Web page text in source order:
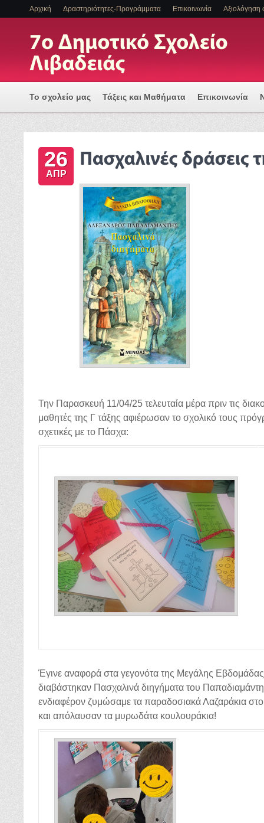
Αρχική Δραστηριότητες-Προγράμματα Επικοινωνία Αξιολόγηση
Το σχολείο μας Τάξεις και Μαθήματα Επικοινωνία
Πρόγραμμα Εισαγωγής Η/Υ για μια Ψηφιακά
ΕΝΤΑΞΗ ΜΑΘΗΤΩΝ ΜΕ ΑΝΑΠΗΡΙΑ Η/ΚΑΙ ΕΙΔΙΚΕΣ
26
ΑΠΡ
Την Παρασκευή 11/04/25 τελευταία μέρα πριν τις
μαθητές της Γ τάξης αφιέρωσαν το σχολικό τους
σχετικές με το Πάσχα:
Έγινε αναφορά στα γεγονότα της Μεγάλης Εβδομάδας
διαβάστηκαν Πασχαλινά διηγήματα του Παπαδιαμάντη
ενδιαφέρον ζυμώσαμε τα παραδοσιακά Λαζαράκια
και απόλαυσαν τα μυρωδάτα κουλουράκια!